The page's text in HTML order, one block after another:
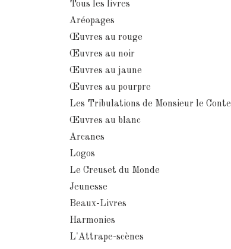
Tous les livres
Aréopages
Œuvres au rouge
Œuvres au noir
Œuvres au jaune
Œuvres au pourpre
Les Tribulations de Monsieur le Conte
Œuvres au blanc
Arcanes
Logos
Le Creuset du Monde
Jeunesse
Beaux-Livres
Harmonies
L'Attrape-scènes